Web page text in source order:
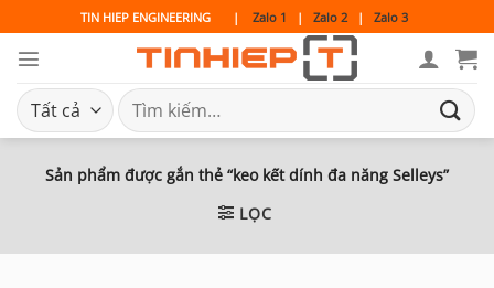
qua
nội
dung
TIN HIEP ENGINEERING | Zalo 1 | Zalo 2| Zalo 3
Tìm
kiếm:
Sản phẩm được gắn thẻ “keo kết dính đa năng Selleys”
LỌC